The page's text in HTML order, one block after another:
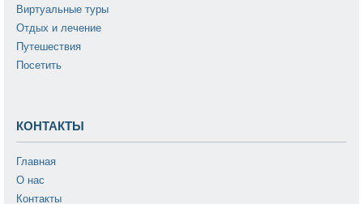
Виртуальные туры
Отдых и лечение
Путешествия
Посетить
КОНТАКТЫ
Главная
О нас
Контакты